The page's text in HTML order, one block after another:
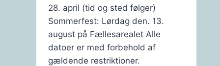
28. april (tid og sted følger)
Sommerfest: Lørdag den. 13.
august på Fællesarealet Alle
datoer er med forbehold af
gældende restriktioner.